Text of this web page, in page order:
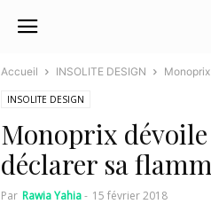
Accueil INSOLITE DESIGN
INSOLITE DESIGN
Monoprix
déclarer sa
Par Rawia Yahia- 15 février 2018